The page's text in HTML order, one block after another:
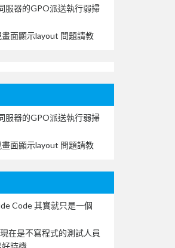
服器的GPO派送執行弱掃
面顯示layout 問題請教
服器的GPO派送執行弱掃
面顯示layout 問題請教
Code 其實就只是一個
在是不寫程式的測試人員
時機